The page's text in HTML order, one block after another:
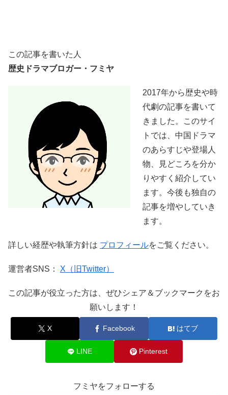
この記事を書いた人
歴史ドラマブロガー・フミヤ
2017年から歴史や時
代劇の記事を書いて
きました。このサイ
トでは、中国ドラマ
のあらすじや登場人
物、見どころを分か
りやすく紹介してい
ます。今後も独自の
記事を増やしていき
ます。
詳しい経歴や執筆方針は プロフィールをご覧ください。
運営者SNS： X（旧Twitter）
この記事が役立った方は、ぜひシェア＆ブックマークをお
願いします！
X Facebook はてブ
LINE Pinterest
フミヤをフォローする